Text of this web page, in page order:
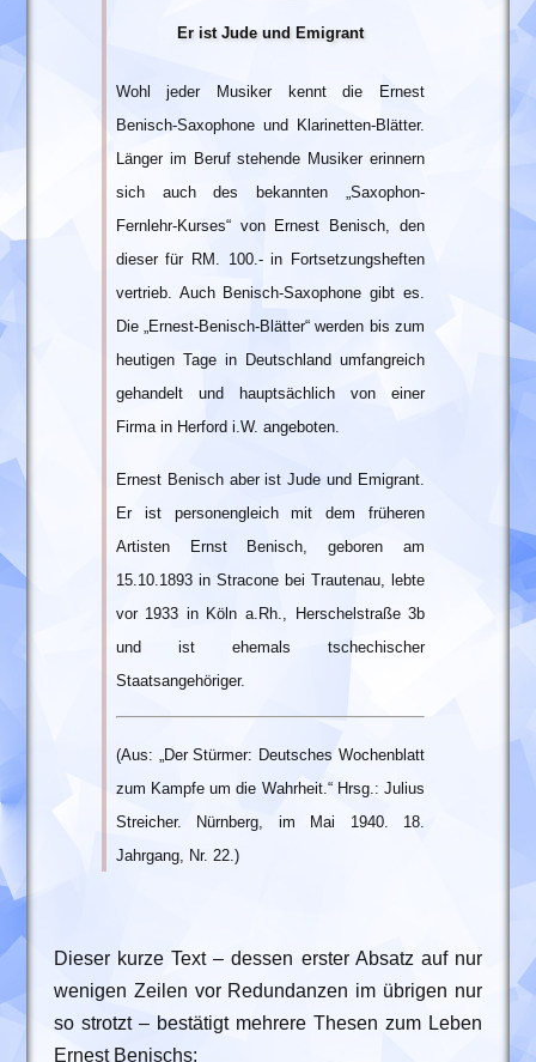
Er ist Jude und Emigrant
Wohl jeder Musiker kennt die Ernest
Benisch-Saxophone und Klarinetten-Blätter.
Länger im Beruf stehende Musiker erinnern
sich auch des bekannten „Saxophon-
Fernlehr-Kurses“ von Ernest Benisch, den
dieser für RM. 100.- in Fortsetzungsheften
vertrieb. Auch Benisch-Saxophone gibt es.
Die „Ernest-Benisch-Blätter“ werden bis zum
heutigen Tage in Deutschland umfangreich
gehandelt und hauptsächlich von einer
Firma in Herford i.W. angeboten.
Ernest Benisch aber ist Jude und Emigrant.
Er ist personengleich mit dem früheren
Artisten Ernst Benisch, geboren am
15.10.1893 in Stracone bei Trautenau, lebte
vor 1933 in Köln a.Rh., Herschelstraße 3b
und ist ehemals tschechischer
Staatsangehöriger.
(Aus: „Der Stürmer: Deutsches Wochenblatt
zum Kampfe um die Wahrheit.“ Hrsg.: Julius
Streicher. Nürnberg, im Mai 1940. 18.
Jahrgang, Nr. 22.)
Dieser kurze Text – dessen erster Absatz auf nur
wenigen Zeilen vor Redundanzen im übrigen nur
so strotzt – bestätigt mehrere Thesen zum Leben
Ernest Benischs: